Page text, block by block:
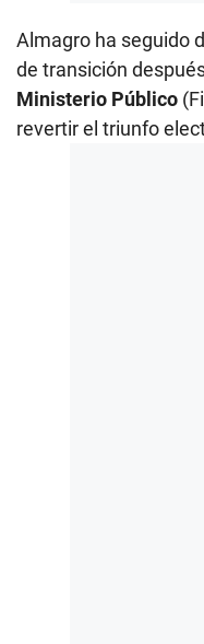
Almagro ha seguido
de transición
Ministerio Público
revertir el triunfo